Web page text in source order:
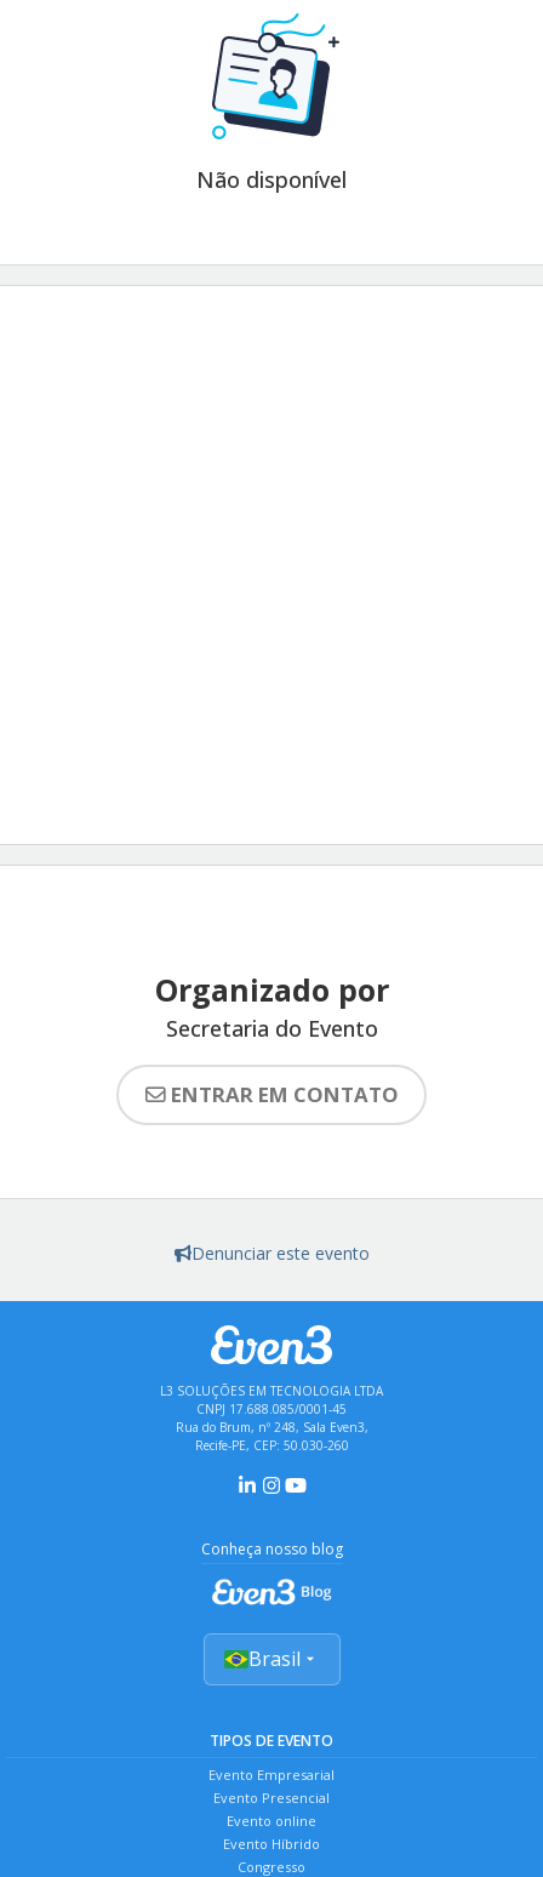
Não disponível
Organizado por
Secretaria do Evento
ENTRAR EM CONTATO
Denunciar este evento
L3 SOLUÇÕES EM TECNOLOGIA LTDA
CNPJ 17.688.085/0001-45
Rua do Brum, nº 248, Sala Even3,
Recife-PE, CEP: 50.030-260
Conheça nosso blog
Brasil
TIPOS DE EVENTO
Evento Empresarial
Evento Presencial
Evento online
Evento Híbrido
Congresso